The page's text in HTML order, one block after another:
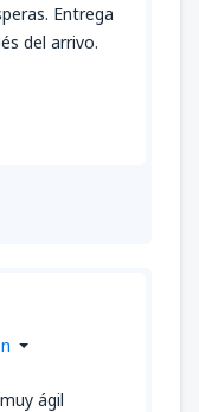
Entrega
del arrivo.
ágil